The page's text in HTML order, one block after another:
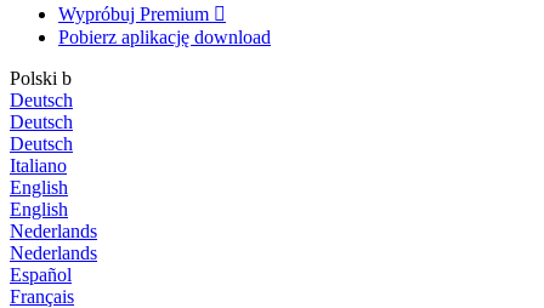
Wypróbuj Premium 
Pobierz aplikację download
Polski b
Deutsch
Deutsch
Deutsch
Italiano
English
English
Nederlands
Nederlands
Español
Français